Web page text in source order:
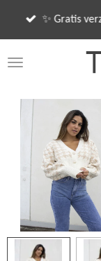
de
✨ Gratis